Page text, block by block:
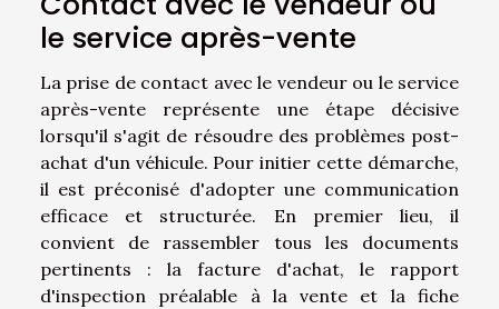
le service après-vente
La prise de contact avec le vendeur ou le service
après-vente représente une étape décisive
lorsqu'il s'agit de résoudre des problèmes post-
achat d'un véhicule. Pour initier cette démarche,
il est préconisé d'adopter une communication
efficace et structurée. En premier lieu, il
convient de rassembler tous les documents
pertinents : la facture d'achat, le rapport
d'inspection préalable à la vente et la fiche